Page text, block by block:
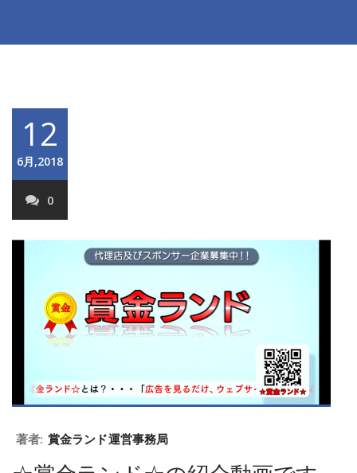
12
6月,2018
0
著者: 賞金ランド運営事務局